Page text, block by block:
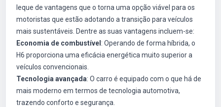
leque de vantagens que o torna uma opção viável para os
motoristas que estão adotando a transição para veículos
mais sustentáveis. Dentre as suas vantagens incluem-se:
Economia de combustível : Operando de forma híbrida, o
H6 proporciona uma eficácia energética muito superior a
veículos convencionais.
Tecnologia avançada: O carro é equipado com o que há de
mais moderno em termos de tecnologia automotiva,
trazendo conforto e segurança.